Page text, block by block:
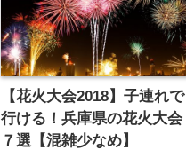
【花火大会2018】子連れで
行ける！兵庫県の花火大会
７選【混雑少なめ】